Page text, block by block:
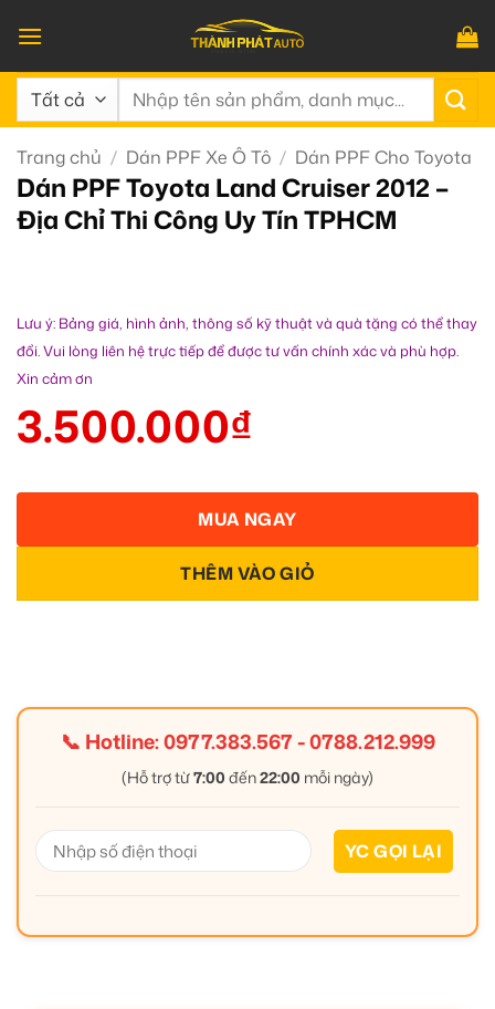
qua
nội
dung
Tìm
Trang chủ / Dán PPF Xe Ô Tô / Dán PPF Cho Toyota
Dán PPF Toyota Land Cruiser 2012 –
Địa Chỉ Thi Công Uy Tín TPHCM
Lưu ý: Bảng giá, hình ảnh, thông số kỹ thuật và quà tặng có thể thay
đổi. Vui lòng liên hệ trực tiếp để được tư vấn chính xác và phù hợp.
Xin cảm ơn
3.500.000₫
THÊM VÀO GIỎ
MUA NGAY
📞 Hotline:0977.383.567-0788.212.999
(Hỗ trợ từ7:00 đến22:00 mỗi ngày)